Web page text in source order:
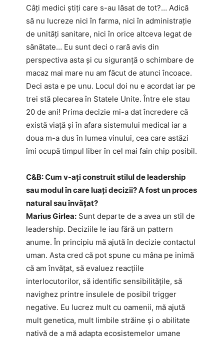
Câți medici știți care s-au lăsat de tot?… Adică
să nu lucreze nici în farma, nici în administrație
de unități sanitare, nici în orice altceva legat de
sănătate… Eu sunt deci o rară avis din
perspectiva asta și cu siguranță o schimbare de
macaz mai mare nu am făcut de atunci încoace.
Deci asta e pe unu. Locul doi nu e acordat iar pe
trei stă plecarea în Statele Unite. Între ele stau
20 de ani! Prima decizie mi-a dat încredere că
există viață și în afara sistemului medical iar a
doua m-a dus în lumea vinului, cea care astăzi
îmi ocupă timpul liber în cel mai fain chip posibil.
C&B: Cum v-ați construit stilul de leadership
sau modul în care luați decizii? A fost un proces
natural sau învățat?
Marius Girlea: Sunt departe de a avea un stil de
leadership. Deciziile le iau fără un pattern
anume. În principiu mă ajută în decizie contactul
uman. Asta cred că pot spune cu mâna pe inimă
că am învățat, să evaluez reacțiile
interlocutorilor, să identific sensibilitățile, să
navighez printre insulele de posibil trigger
negative. Eu lucrez mult cu oamenii, mă ajută
mult genetica, mult limbile străine și o abilitate
nativă de a mă adapta ecosistemelor umane